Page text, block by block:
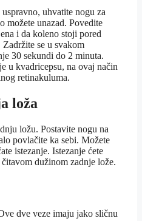
uhvatite nogu za
možete unazad. Povedite
i da koleno stoji pored
se u svakom
30 sekundi do 2 minuta.
u kvadricepsu, na ovaj način
retinakuluma.
loža
ložu. Postavite nogu na
povlačite ka sebi. Možete
istezanje. Istezanje ćete
dužinom zadnje lože.
dve veze imaju jako sličnu